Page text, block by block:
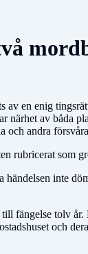
av en enig
närhet av båda
och andra
rubricerat som
inte
fängelse tolv
och